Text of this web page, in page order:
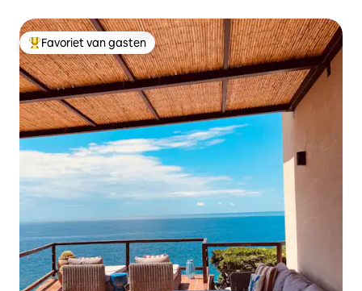
Topfavoriet van gasten
Favoriet van gasten